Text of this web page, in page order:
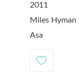
2011
Miles Hyman
Asa